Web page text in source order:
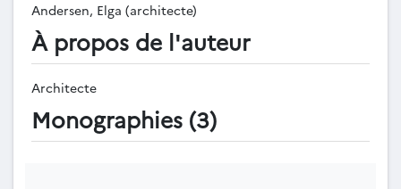
Andersen, Elga (architecte)
À propos de l'auteur
Architecte
Monographies (3)